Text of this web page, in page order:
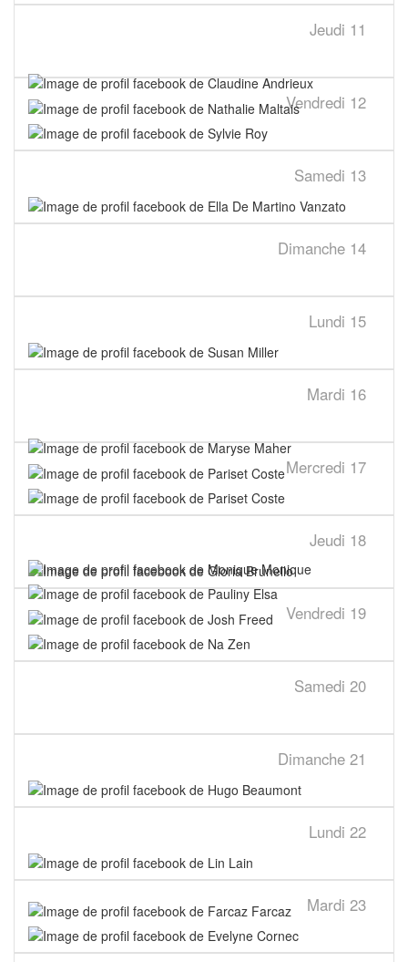
Jeudi 11
Vendredi 12
Samedi 13
Dimanche 14
Lundi 15
Mardi 16
Mercredi 17
Jeudi 18
Vendredi 19
Samedi 20
Dimanche 21
Lundi 22
Mardi 23